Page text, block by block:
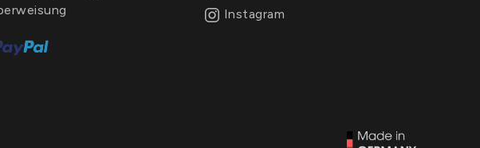
Instagram